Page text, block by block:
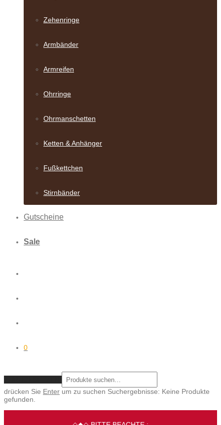
Zehenringe
Armbänder
Armreifen
Ohrringe
Ohrmanschetten
Ketten & Anhänger
Fußkettchen
Stirnbänder
Gutscheine
Sale
0
drücken Sie Enter um zu suchen Suchergebnisse: Keine Produkte
gefunden.